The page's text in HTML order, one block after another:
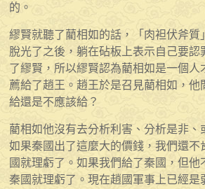
的。
繆賢就聽了藺相如的話，「肉袒伏斧質
脫光了之後，躺在砧板上表示自己要認
了繆賢，所以繆賢認為藺相如是一個人
薦給了趙王。趙王於是召見藺相如，他
給還是不應該給？
藺相如他沒有去分析利害、分析是非、
如果秦國出了這麼大的價錢，我們還不
國就理虧了。如果我們給了秦國，但他
秦國就理虧了。現在趙國軍事上已經是